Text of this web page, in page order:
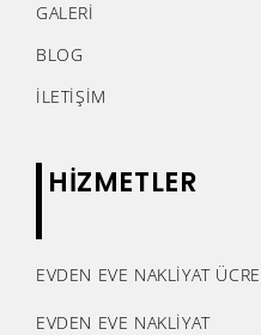
GALERİ
BLOG
İLETİŞİM
HİZMETLER
EVDEN EVE NAKLİYAT
EVDEN EVE NAKLİYAT